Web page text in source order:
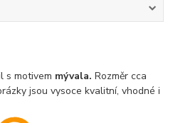
s motivem mývala. Rozměr cca
jsou vysoce kvalitní, vhodné i